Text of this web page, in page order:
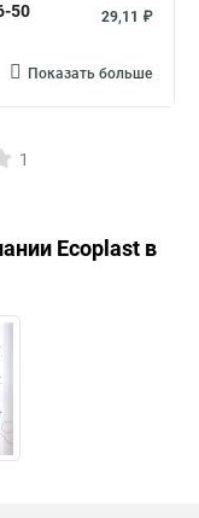
50
29,11 ₽
Показать больше
1
Ecoplast в